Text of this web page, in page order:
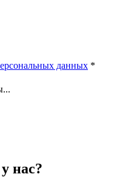
данных *
нас?